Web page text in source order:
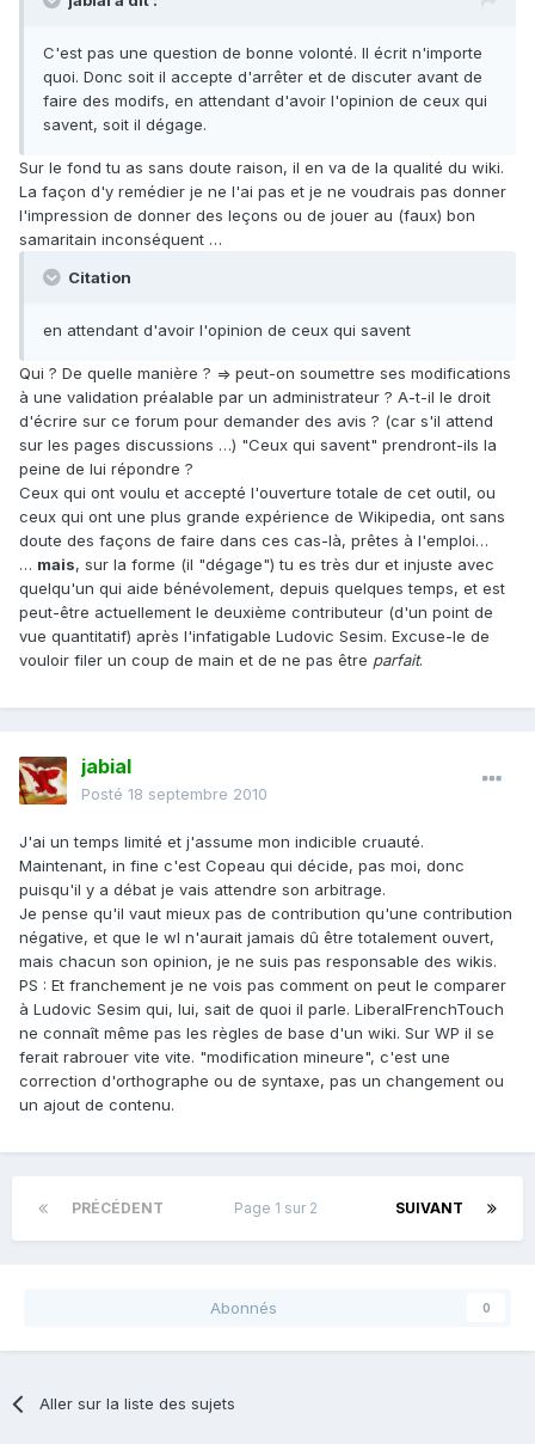
C'est pas une question de bonne volonté. Il écrit n'importe
quoi. Donc soit il accepte d'arrêter et de discuter avant de
faire des modifs, en attendant d'avoir l'opinion de ceux qui
savent, soit il dégage.
Sur le fond tu as sans doute raison, il en va de la qualité du wiki.
La façon d'y remédier je ne l'ai pas et je ne voudrais pas donner
l'impression de donner des leçons ou de jouer au (faux) bon
samaritain inconséquent …
Citation
en attendant d'avoir l'opinion de ceux qui savent
Qui ? De quelle manière ? => peut-on soumettre ses modifications
à une validation préalable par un administrateur ? A-t-il le droit
d'écrire sur ce forum pour demander des avis ? (car s'il attend
sur les pages discussions …) "Ceux qui savent" prendront-ils la
peine de lui répondre ?
Ceux qui ont voulu et accepté l'ouverture totale de cet outil, ou
ceux qui ont une plus grande expérience de Wikipedia, ont sans
doute des façons de faire dans ces cas-là, prêtes à l'emploi…
… mais, sur la forme (il "dégage") tu es très dur et injuste avec
quelqu'un qui aide bénévolement, depuis quelques temps, et est
peut-être actuellement le deuxième contributeur (d'un point de
vue quantitatif) après l'infatigable Ludovic Sesim. Excuse-le de
vouloir filer un coup de main et de ne pas être parfait.
jabial
Posté 18 septembre 2010
J'ai un temps limité et j'assume mon indicible cruauté.
Maintenant, in fine c'est Copeau qui décide, pas moi, donc
puisqu'il y a débat je vais attendre son arbitrage.
Je pense qu'il vaut mieux pas de contribution qu'une contribution
négative, et que le wl n'aurait jamais dû être totalement ouvert,
mais chacun son opinion, je ne suis pas responsable des wikis.
PS : Et franchement je ne vois pas comment on peut le comparer
à Ludovic Sesim qui, lui, sait de quoi il parle. LiberalFrenchTouch
ne connaît même pas les règles de base d'un wiki. Sur WP il se
ferait rabrouer vite vite. "modification mineure", c'est une
correction d'orthographe ou de syntaxe, pas un changement ou
un ajout de contenu.
PRÉCÉDENT SUIVANT
Page 1 sur 2
Abonnés 0
Aller sur la liste des sujets